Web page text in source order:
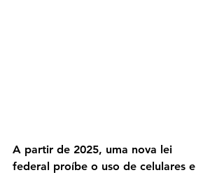
A partir de 2025, uma nova lei
federal proíbe o uso de celulares e